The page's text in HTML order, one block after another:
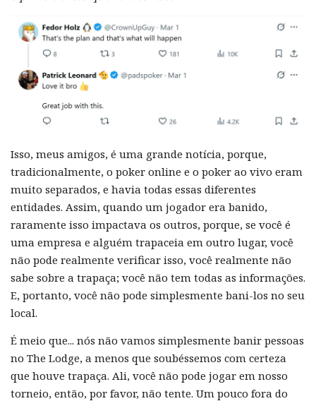
Isso, meus amigos, é uma grande notícia, porque,
tradicionalmente, o poker online e o poker ao vivo eram
muito separados, e havia todas essas diferentes
entidades. Assim, quando um jogador era banido,
raramente isso impactava os outros, porque, se você é
uma empresa e alguém trapaceia em outro lugar, você
não pode realmente verificar isso, você realmente não
sabe sobre a trapaça; você não tem todas as informações.
E, portanto, você não pode simplesmente bani-los no seu
local.
É meio que... nós não vamos simplesmente banir pessoas
no The Lodge, a menos que soubéssemos com certeza
que houve trapaça. Ali, você não pode jogar em nosso
torneio, então, por favor, não tente. Um pouco fora do